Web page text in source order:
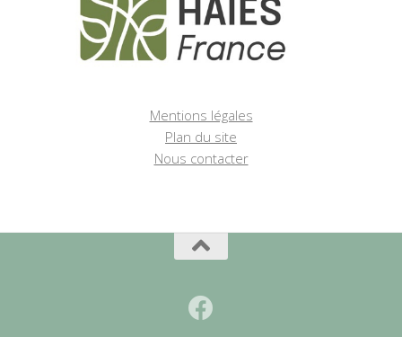
Mentions légales
Plan du site
Nous contacter